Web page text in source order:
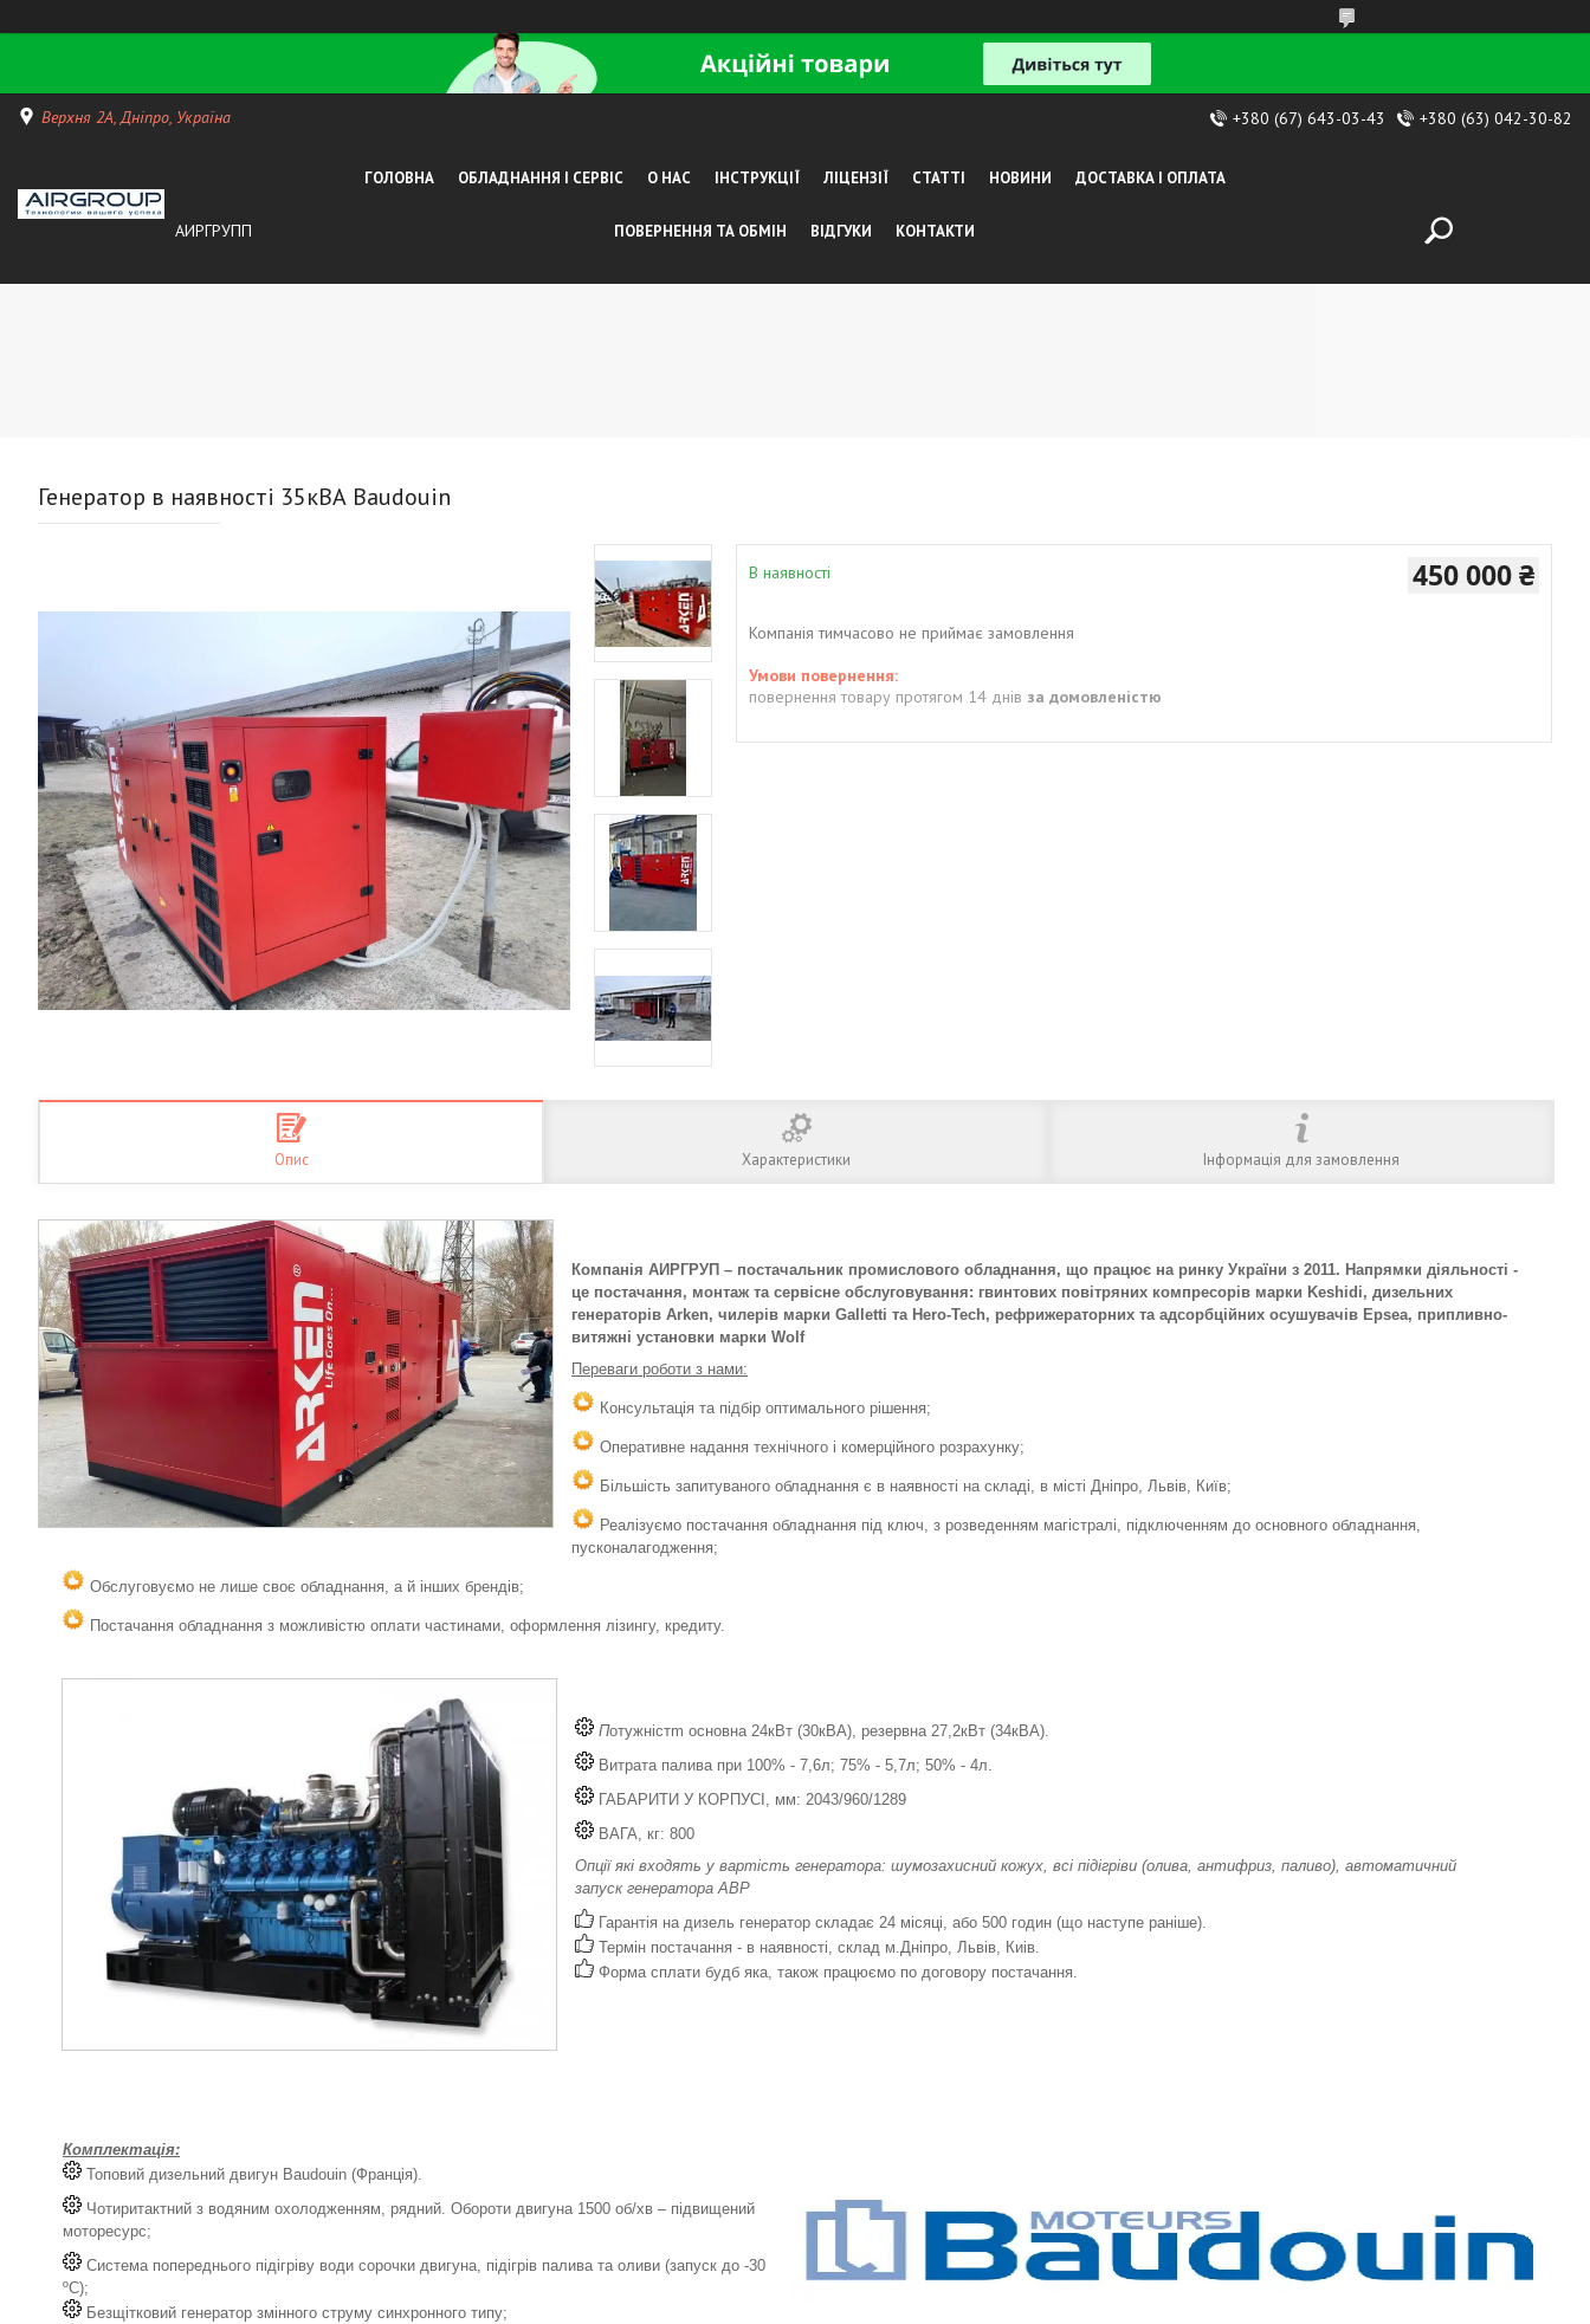
Верхня 2А, Дніпро, Україна +380 (67) 643-03-43 +380 (63) 042-30-82
АИРГРУПП
ГОЛОВНА ОБЛАДНАННЯ І СЕРВІС О НАС ІНСТРУКЦІЇ ЛІЦЕНЗІЇ СТАТТІ НОВИНИ ДОСТАВКА І ОПЛАТА
ПОВЕРНЕННЯ ТА ОБМІН ВІДГУКИ КОНТАКТИ
Генератор в наявності 35кВА Baudouin
В наявності 450 000 ₴
Компанія тимчасово не приймає замовлення
повернення товару протягом 14 днів за домовленістю
Опис Характеристики Інформація для замовлення
Компанія АИРГРУП – постачальник промислового обладнання, що працює на ринку України з 2011. Напрямки діяльності -
це постачання, монтаж та сервісне обслуговування: гвинтових повітряних компресорів марки Keshidi, дизельних
генераторів Arken, чилерів марки Galletti та Hero-Tech, рефрижераторних та адсорбційних осушувачів Epsea, припливно-
витяжні установки марки Wolf
Переваги роботи з нами:
Консультація та підбір оптимального рішення;
Оперативне надання технічного і комерційного розрахунку;
Більшість запитуваного обладнання є в наявності на складі, в місті Дніпро, Львів, Київ;
Реалізуємо постачання обладнання під ключ, з розведенням магістралі, підключенням до основного обладнання,
пусконалагодження;
Обслуговуємо не лише своє обладнання, а й інших брендів;
Постачання обладнання з можливістю оплати частинами, оформлення лізингу, кредиту.
Потужністm основна 24кВт (30кВА), резервна 27,2кВт (34кВА).
Витрата палива при 100% - 7,6л; 75% - 5,7л; 50% - 4л.
ГАБАРИТИ У КОРПУСІ, мм: 2043/960/1289
ВАГА, кг: 800
Опції які входять у вартість генератора: шумозахисний кожух, всі підігріви (олива, антифриз, паливо), автоматичний
запуск генератора АВР
Гарантія на дизель генератор складає 24 місяці, або 500 годин (що наступе раніше).
Термін постачання - в наявності, склад м.Дніпро, Львів, Киів.
Форма сплати будб яка, також працюємо по договору постачання.
Комплектація:
Топовий дизельний двигун Baudouin (Франція).
Чотиритактний з водяним охолодженням, рядний. Обороти двигуна 1500 об/хв – підвищений
моторесурс;
Система попереднього підігріву води сорочки двигуна, підігрів палива та оливи (запуск до -30
ºС);
Безщітковий генератор змінного струму синхронного типу;